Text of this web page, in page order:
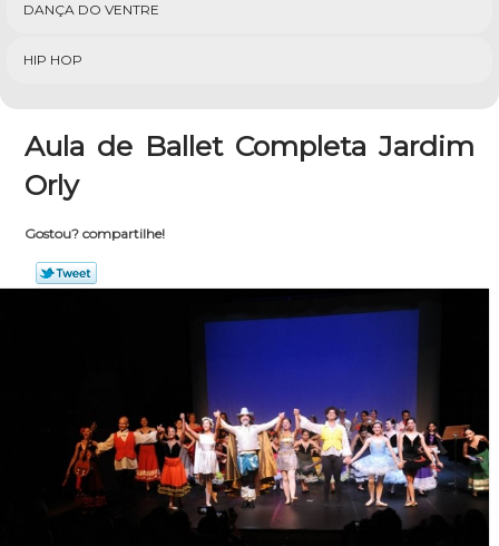
DANÇA DO VENTRE
HIP HOP
Aula de Ballet Completa Jardim
Orly
Gostou? compartilhe!